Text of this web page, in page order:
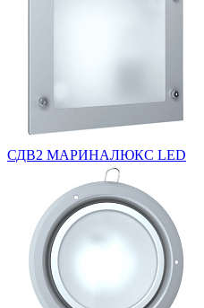
СДВ2 МАРИНАЛЮКС LED